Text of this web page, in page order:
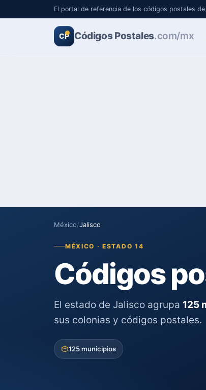
El portal de referencia de los códigos postales
CP Códigos Postales.com/mx
México/Jalisco
MÉXICO · ESTADO 14
Códigos
El estado de Jalisco agrupa 125
sus colonias y códigos postales.
125 municipios